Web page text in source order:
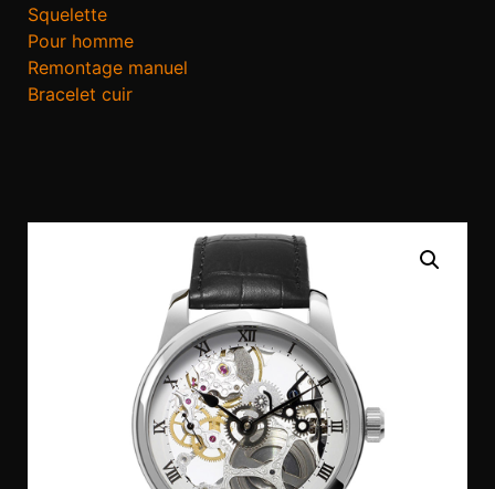
Squelette
Pour homme
Remontage manuel
Bracelet cuir